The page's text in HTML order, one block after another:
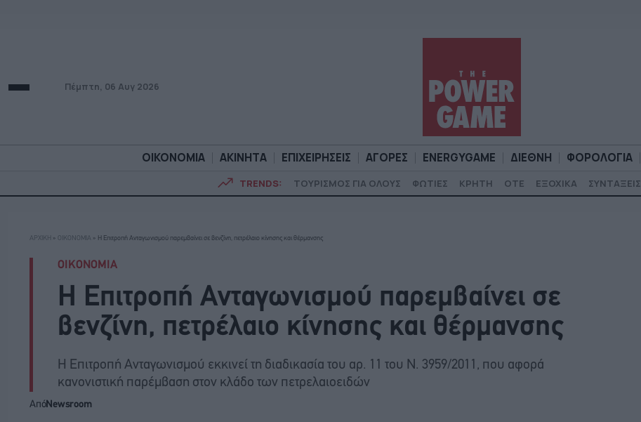
Πέμπτη, 06 Αυγ 2026
ΟΙΚΟΝΟΜΙΑ ΑΚΙΝΗΤΑ ΕΠΙΧΕΙΡΗΣΕΙΣ ΑΓΟΡΕΣ ENERGYGAME ΔΙΕΘΝΗ ΦΟΡΟΛΟΓΙΑ
TRENDS: ΤΟΥΡΙΣΜΟΣ ΓΙΑ ΟΛΟΥΣ ΦΩΤΙΕΣ ΚΡΗΤΗ ΟΤΕ ΕΞΟΧΙΚΑ ΣΥΝΤΑΞΕΙΣ
ΟΙΚΟΝΟΜΙΑ ΑΚΙΝΗΤΑ
ΑΡΧΙΚΗ » ΟΙΚΟΝΟΜΙΑ » Η Επιτροπή Ανταγωνισμού παρεμβαίνει σε βενζίνη, πετρέλαιο κίνησης και θέρμανσης
ΟΙΚΟΝΟΜΙΑ
Η Επιτροπή Ανταγωνισμού παρεμβαίνει σε
βενζίνη, πετρέλαιο κίνησης και θέρμανσης
Η Επιτροπή Ανταγωνισμού εκκινεί τη διαδικασία του αρ. 11 του Ν. 3959/2011, που αφορά
κανονιστική παρέμβαση στον κλάδο των πετρελαιοειδών
ΑπόNewsroom